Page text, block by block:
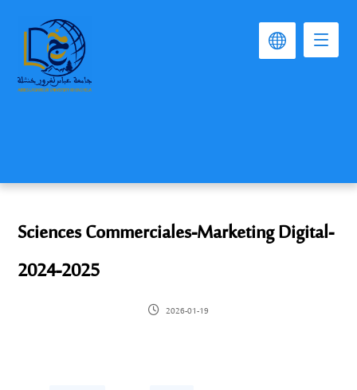
Sciences Commerciales-Marketing Digital-
2024-2025
2026-01-19